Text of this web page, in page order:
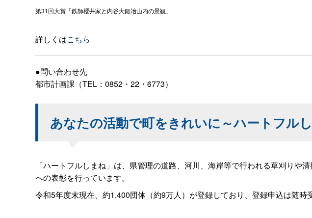
第31回大賞「鉄師櫻井家と内谷大鍛冶山内の景観」
詳しくはこちら
●問い合わせ先
都市計画課（TEL：0852・22・6773）
あなたの活動で町をきれいに～ハートフル
「ハートフルしまね」は、県管理の道路、河川、海岸等で行われる草刈り
への表彰を行っています。
令和5年度末現在、約1,400団体（約9万人）が登録しており、登録申込は随